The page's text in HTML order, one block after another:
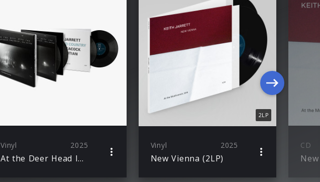
Vinyl 2025
At the Deer Head Inn – The Complete Recordings (Limited Edition)
2LP
Vinyl 2025
New Vienna (2LP)
CD